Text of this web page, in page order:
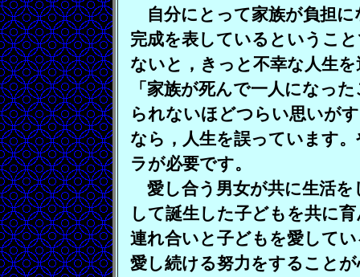
自分にとって家族が負担に
完成を表しているというこ
ないと，きっと不幸な人生
「家族が死んで一人になっ
られないほどつらい思いが
なら，人生を誤っています
ラが必要です。
愛し合う男女が共に生活を
して誕生した子どもを共に
連れ合いと子どもを愛して
愛し続ける努力をすること